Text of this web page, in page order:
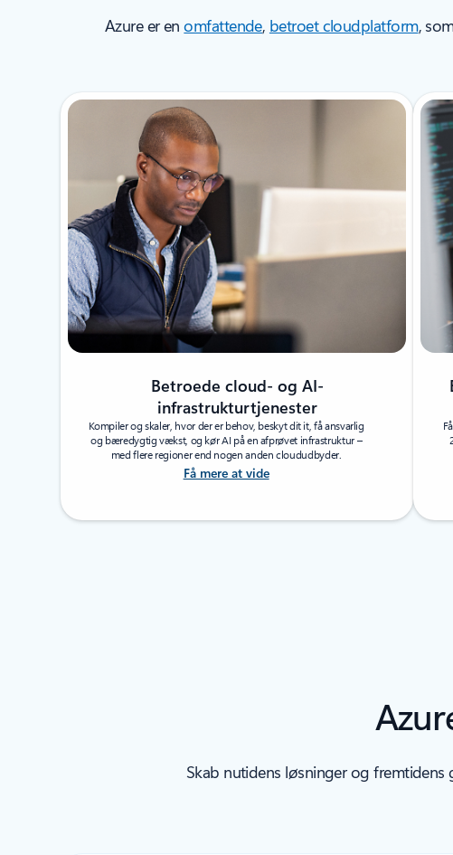
Azure er enomfattende, betroet cloudplatform,
Betroede cloud- og AI-
infrastrukturtjenester
Kompiler og skaler, hvor der er behov, beskyt dit it, få ansvarlig
og bæredygtig vækst, og kør AI på en afprøvet infrastruktur –
med flere regioner end nogen anden cloududbyder.
Få mere at vide
Skab nutidens løsninger og